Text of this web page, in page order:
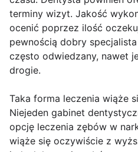
terminy wizyt. Jakość
ocenić poprzez ilość
pewnością dobry
często odwiedzany, nawet
drogie.
Taka forma leczenia wiąże
Niejeden gabinet
opcję leczenia zębów w
wiąże się oczywiście z